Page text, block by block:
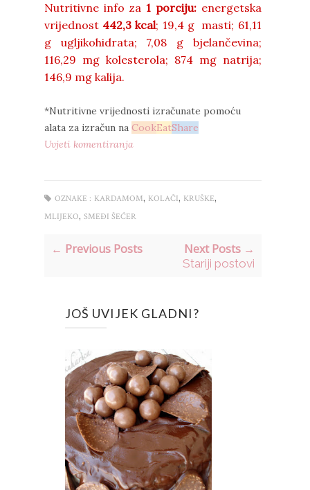
Nutritivne info za 1 porciju:energetska
vrijednost 442,3 kcal; 19,4 g masti; 61,11
g ugljikohidrata; 7,08 g bjelančevina;
116,29 mg kolesterola; 874 mg natrija;
146,9 mg kalija.
*Nutritivne vrijednosti izračunate pomoću
alata za izračun na CookEatShare
Uvjeti komentiranja
OZNAKE : KARDAMOM, KOLAČI, KRUŠKE,
MLIJEKO, SMEĐI ŠEĆER
← Previous Posts Next Posts →
Stariji postovi
JOŠ UVIJEK GLADNI?